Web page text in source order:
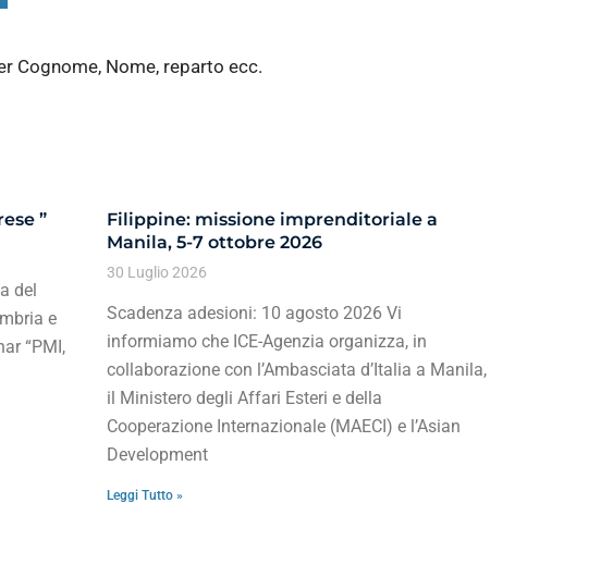
Cognome, Nome, reparto ecc.
”
del
e
“PMI,
Filippine: missione imprenditoriale a
Manila, 5-7 ottobre 2026
30 Luglio 2026
Scadenza adesioni: 10 agosto 2026 Vi
informiamo che ICE-Agenzia organizza, in
collaborazione con l’Ambasciata d’Italia a Manila,
il Ministero degli Affari Esteri e della
Cooperazione Internazionale (MAECI) e l’Asian
Development
Leggi Tutto »